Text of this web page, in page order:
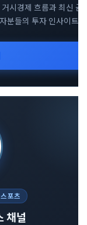
시경제 흐름과 최신 금
분들의 투자 인사이트
것을 지향합니다.
트한 의사결정을 내리고
포츠
채널